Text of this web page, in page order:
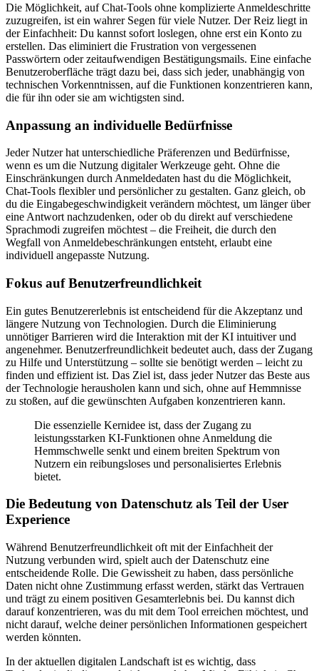
Die Möglichkeit, auf Chat-Tools ohne komplizierte Anmeldeschritte
zuzugreifen, ist ein wahrer Segen für viele Nutzer. Der Reiz liegt in
der Einfachheit: Du kannst sofort loslegen, ohne erst ein Konto zu
erstellen. Das eliminiert die Frustration von vergessenen
Passwörtern oder zeitaufwendigen Bestätigungsmails. Eine einfache
Benutzeroberfläche trägt dazu bei, dass sich jeder, unabhängig von
technischen Vorkenntnissen, auf die Funktionen konzentrieren kann,
die für ihn oder sie am wichtigsten sind.
Anpassung an individuelle Bedürfnisse
Jeder Nutzer hat unterschiedliche Präferenzen und Bedürfnisse,
wenn es um die Nutzung digitaler Werkzeuge geht. Ohne die
Einschränkungen durch Anmeldedaten hast du die Möglichkeit,
Chat-Tools flexibler und persönlicher zu gestalten. Ganz gleich, ob
du die Eingabegeschwindigkeit verändern möchtest, um länger über
eine Antwort nachzudenken, oder ob du direkt auf verschiedene
Sprachmodi zugreifen möchtest – die Freiheit, die durch den
Wegfall von Anmeldebeschränkungen entsteht, erlaubt eine
individuell angepasste Nutzung.
Fokus auf Benutzerfreundlichkeit
Ein gutes Benutzererlebnis ist entscheidend für die Akzeptanz und
längere Nutzung von Technologien. Durch die Eliminierung
unnötiger Barrieren wird die Interaktion mit der KI intuitiver und
angenehmer. Benutzerfreundlichkeit bedeutet auch, dass der Zugang
zu Hilfe und Unterstützung – sollte sie benötigt werden – leicht zu
finden und effizient ist. Das Ziel ist, dass jeder Nutzer das Beste aus
der Technologie herausholen kann und sich, ohne auf Hemmnisse
zu stoßen, auf die gewünschten Aufgaben konzentrieren kann.
Die essenzielle Kernidee ist, dass der Zugang zu
leistungsstarken KI-Funktionen ohne Anmeldung die
Hemmschwelle senkt und einem breiten Spektrum von
Nutzern ein reibungsloses und personalisiertes Erlebnis
bietet.
Die Bedeutung von Datenschutz als Teil der User
Experience
Während Benutzerfreundlichkeit oft mit der Einfachheit der
Nutzung verbunden wird, spielt auch der Datenschutz eine
entscheidende Rolle. Die Gewissheit zu haben, dass persönliche
Daten nicht ohne Zustimmung erfasst werden, stärkt das Vertrauen
und trägt zu einem positiven Gesamterlebnis bei. Du kannst dich
darauf konzentrieren, was du mit dem Tool erreichen möchtest, und
nicht darauf, welche deiner persönlichen Informationen gespeichert
werden könnten.
In der aktuellen digitalen Landschaft ist es wichtig, dass